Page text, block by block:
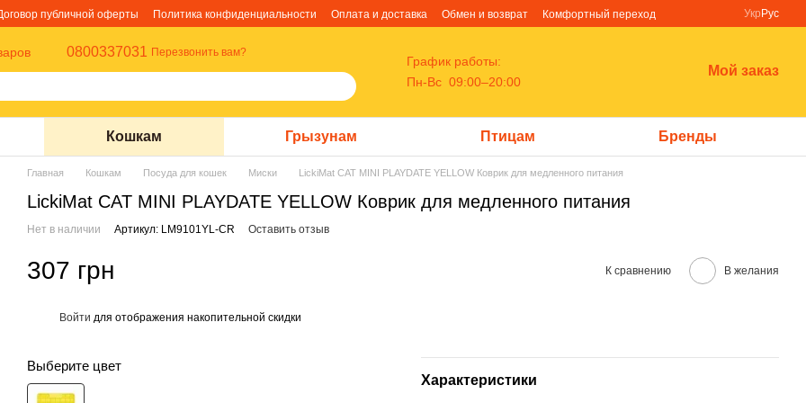
публичной оферты Политика конфиденциальности Оплата и доставка Обмен и возврат
Комфортный переход
Укр Рус
0800337031 Перезвонить вам?
График работы:
Пн-Вс 09:00–20:00
Мой заказ
Кошкам Грызунам Птицам Бренды
Главная Кошкам Посуда для кошек Миски LickiMat CAT MINI PLAYDATE YELLOW Коврик для медленного питания
LickiMat CAT MINI PLAYDATE YELLOW Коврик для медленного питания
Нет в наличии Артикул: LM9101YL-CR Оставить отзыв
307 грн К сравнению В желания
Войти для отображения накопительной скидки
Выберите цвет
Характеристики